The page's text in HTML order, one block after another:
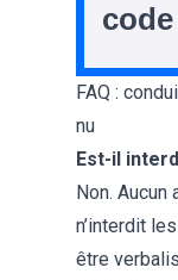
FAQ :
nu
Est-il
Non.
n’interdit
être